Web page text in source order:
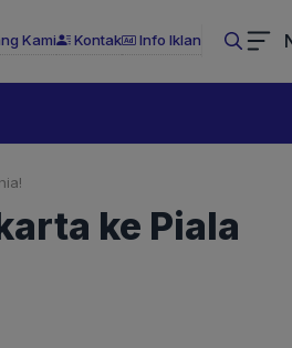
Kami Kontak Info Iklan
ke Piala